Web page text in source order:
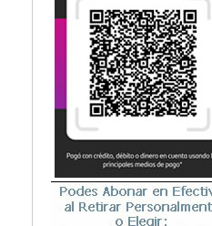
Inmunología
Instrumentación Quirurgica
Medicina del Deporte / Rehabilitación
Medicina Emergencias / Urgencias
Medicina Forense / Legal
Medicina General
Medicina Interna
Microbiología
Nefrología